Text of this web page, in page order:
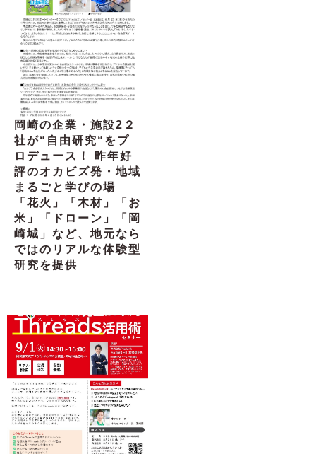
岡崎の企業・施設2２
社が“自由研究“をプ
ロデュース！ 昨年好
評のオカビズ発・地域
まるごと学びの場
「花火」「木材」「お
米」「ドローン」「岡
崎城」など、地元なら
ではのリアルな体験型
研究を提供